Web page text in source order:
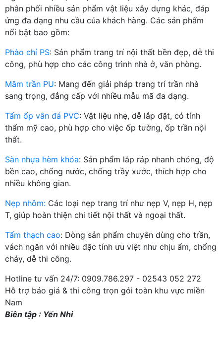
phân phối nhiều sản phẩm vật liệu xây dựng khác, đáp
ứng đa dạng nhu cầu của khách hàng. Các sản phẩm
nổi bật bao gồm:
Phào chỉ PS: Sản phẩm trang trí nội thất bền đẹp, dễ thi
công, phù hợp cho các công trình nhà ở, văn phòng.
Mâm trần PU: Mang đến giải pháp trang trí trần nhà
sang trọng, đẳng cấp với nhiều mẫu mã đa dạng.
Tấm ốp vân đá PVC: Vật liệu nhẹ, dễ lắp đặt, có tính
thẩm mỹ cao, phù hợp cho việc ốp tường, ốp trần nội
thất.
Sàn nhựa hèm khóa: Sản phẩm lắp ráp nhanh chóng, độ
bền cao, chống nước, chống trầy xước, thích hợp cho
nhiều không gian.
Nẹp nhôm: Các loại nẹp trang trí như nẹp V, nẹp H, nẹp
T, giúp hoàn thiện chi tiết nội thất và ngoại thất.
Tấm thạch cao: Dòng sản phẩm chuyên dùng cho trần,
vách ngăn với nhiều đặc tính ưu việt như chịu ẩm, chống
cháy, dễ thi công.
Hotline tư vấn 24/7: 0909.786.297 - 02543 052 272
Hỗ trợ báo giá & thi công trọn gói toàn khu vực miền
Nam
Biên tập : Yến Nhi